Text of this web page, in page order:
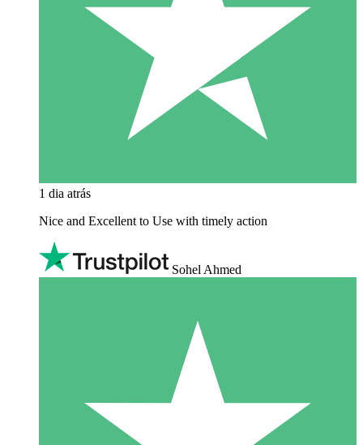
1 dia atrás
Nice and Excellent to Use with timely action
Sohel Ahmed